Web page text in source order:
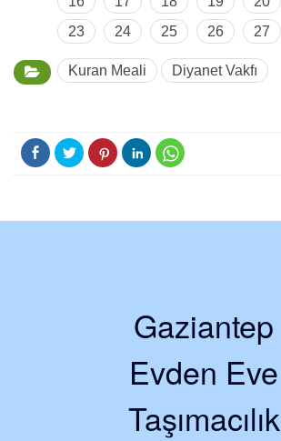
23
24 25 26 27
Kuran Meali Diyanet Vakfı
Gaziantep
Evden Eve
Taşımacılık